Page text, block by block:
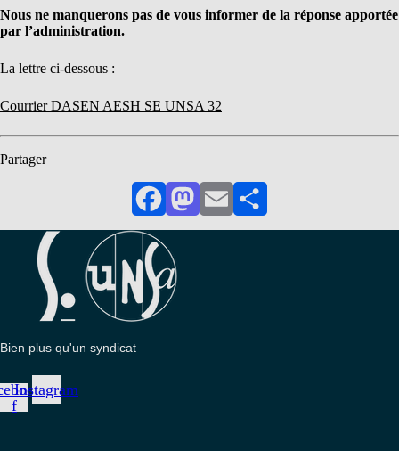
Nous ne manquerons pas de vous informer de la réponse apportée
par l’administration.
La lettre ci-dessous :
Courrier DASEN AESH SE UNSA 32
Partager
FacebookMastodon
EmailPartager
Bien plus qu'un syndicat
f
Instagram